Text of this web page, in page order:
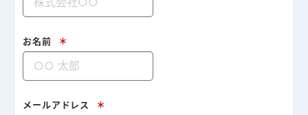
お名前 ＊
メールアドレス ＊